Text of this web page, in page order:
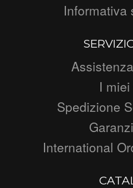
Informativa
I
Spedizione
International